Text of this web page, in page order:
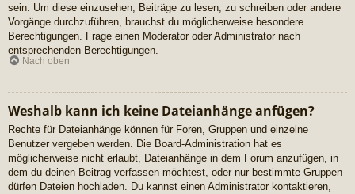
sein. Um diese einzusehen, Beiträge zu lesen, zu schreiben oder andere
Vorgänge durchzuführen, brauchst du möglicherweise besondere
Berechtigungen. Frage einen Moderator oder Administrator nach
entsprechenden Berechtigungen.
Nach oben
Weshalb kann ich keine Dateianhänge anfügen?
Rechte für Dateianhänge können für Foren, Gruppen und einzelne
Benutzer vergeben werden. Die Board-Administration hat es
möglicherweise nicht erlaubt, Dateianhänge in dem Forum anzufügen, in
dem du deinen Beitrag verfassen möchtest, oder nur bestimmte Gruppen
dürfen Dateien hochladen. Du kannst einen Administrator kontaktieren,